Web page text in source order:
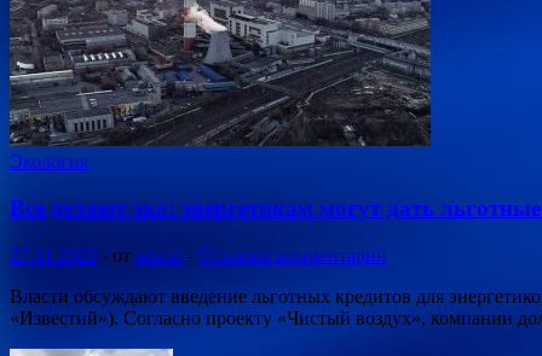
Экология
Все делают эко: энергетикам могут дать
27.01.2022 - от admin - Оставьте комментарий
Власти обсуждают введение льготных кредитов для
«Известий»). Согласно проекту «Чистый воздух», компании